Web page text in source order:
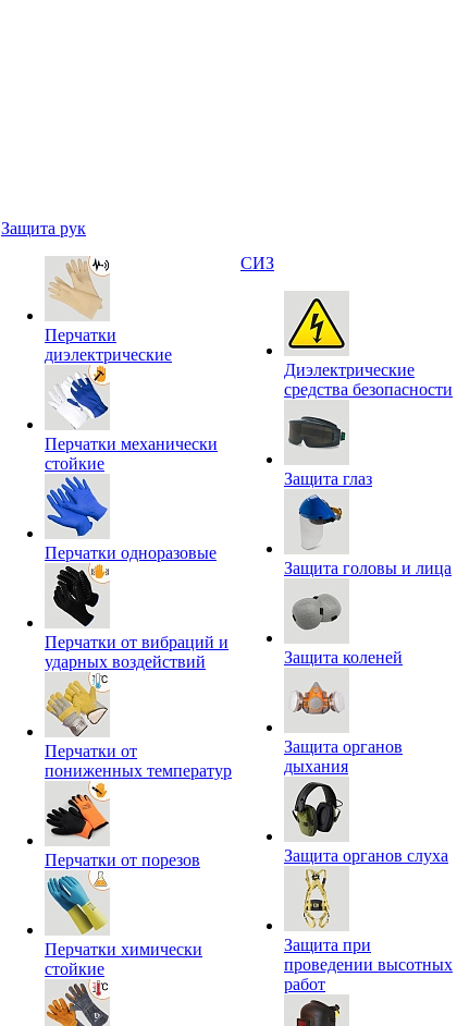
Защита рук
Перчатки
диэлектрические
Перчатки механически
стойкие
Перчатки одноразовые
Перчатки от вибраций и
ударных воздействий
Перчатки от
пониженных температур
Перчатки от порезов
Перчатки химически
стойкие
СИЗ
Диэлектрические
средства безопасности
Защита глаз
Защита головы и лица
Защита коленей
Защита органов
дыхания
Защита органов слуха
Защита при
проведении высотных
работ